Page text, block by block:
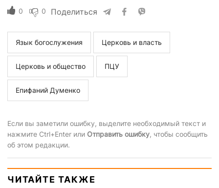
0 0 Поделиться
Язык богослужения Церковь и власть
Церковь и общество ПЦУ
Епифаний Думенко
Если вы заметили ошибку, выделите необходимый текст и
нажмите Ctrl+Enter или Отправить ошибку, чтобы сообщить
об этом редакции.
ЧИТАЙТЕ ТАКЖЕ